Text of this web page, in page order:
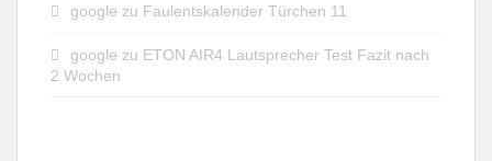
google zu Faulentskalender Türchen 11
google zu ETON AIR4 Lautsprecher Test Fazit nach
2 Wochen